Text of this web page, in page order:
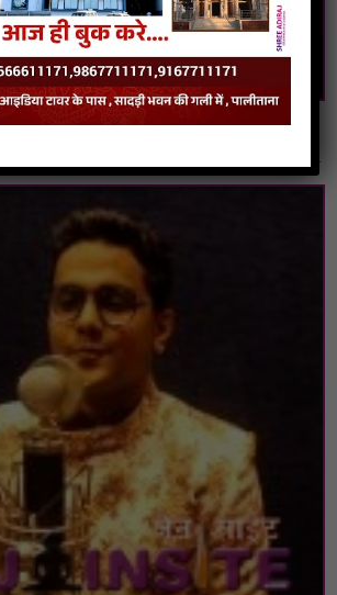
Hitesh S. Jagawat